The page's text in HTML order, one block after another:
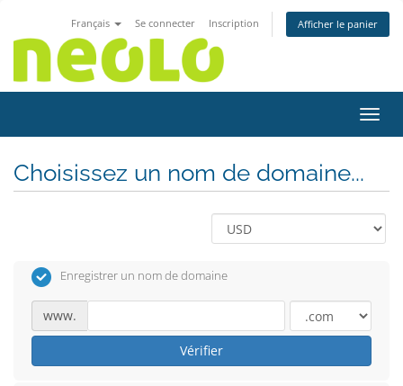
Français Se connecter Inscription Afficher le panier
Choisissez un nom de domaine...
Enregistrer un nom de domaine
www.
Vérifier